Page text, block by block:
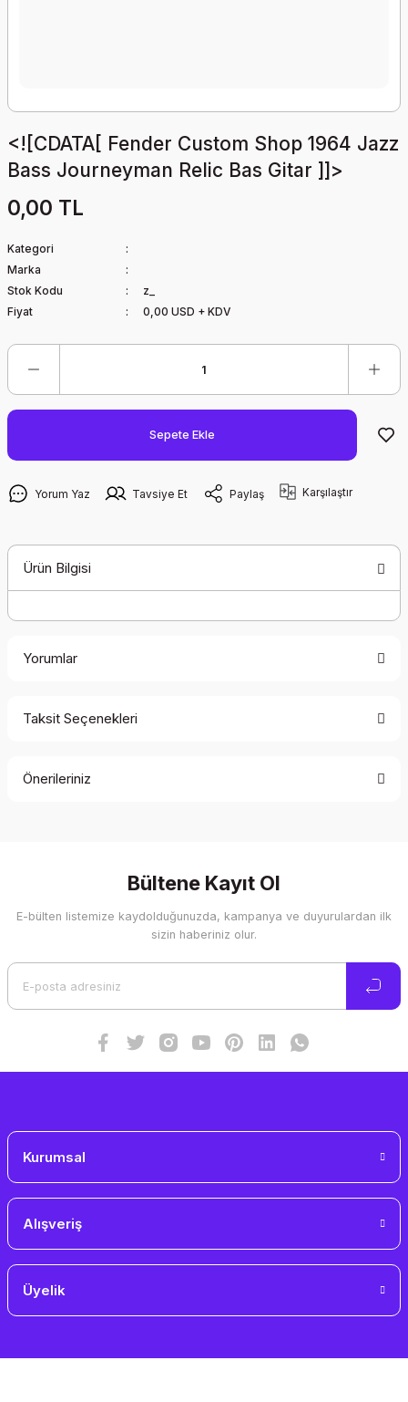
<![CDATA[ Fender Custom Shop 1964 Jazz
Bass Journeyman Relic Bas Gitar ]]>
0,00 TL
Kategori
Marka
Stok Kodu
z_
Fiyat
0,00 USD + KDV
Sepete Ekle
Yorum Yaz Tavsiye Et Paylaş Karşılaştır
Ürün Bilgisi
Yorumlar
Taksit Seçenekleri
Önerileriniz
Görüş ve önerileriniz için teşekkür ederiz.
Ürün resmi kalitesiz, bozuk veya görüntülenemiyor.
Bültene Kayıt Ol
E-bülten listemize kaydolduğunuzda, kampanya ve duyurulardan ilk
sizin haberiniz olur.
Kurumsal
Alışveriş
Üyelik